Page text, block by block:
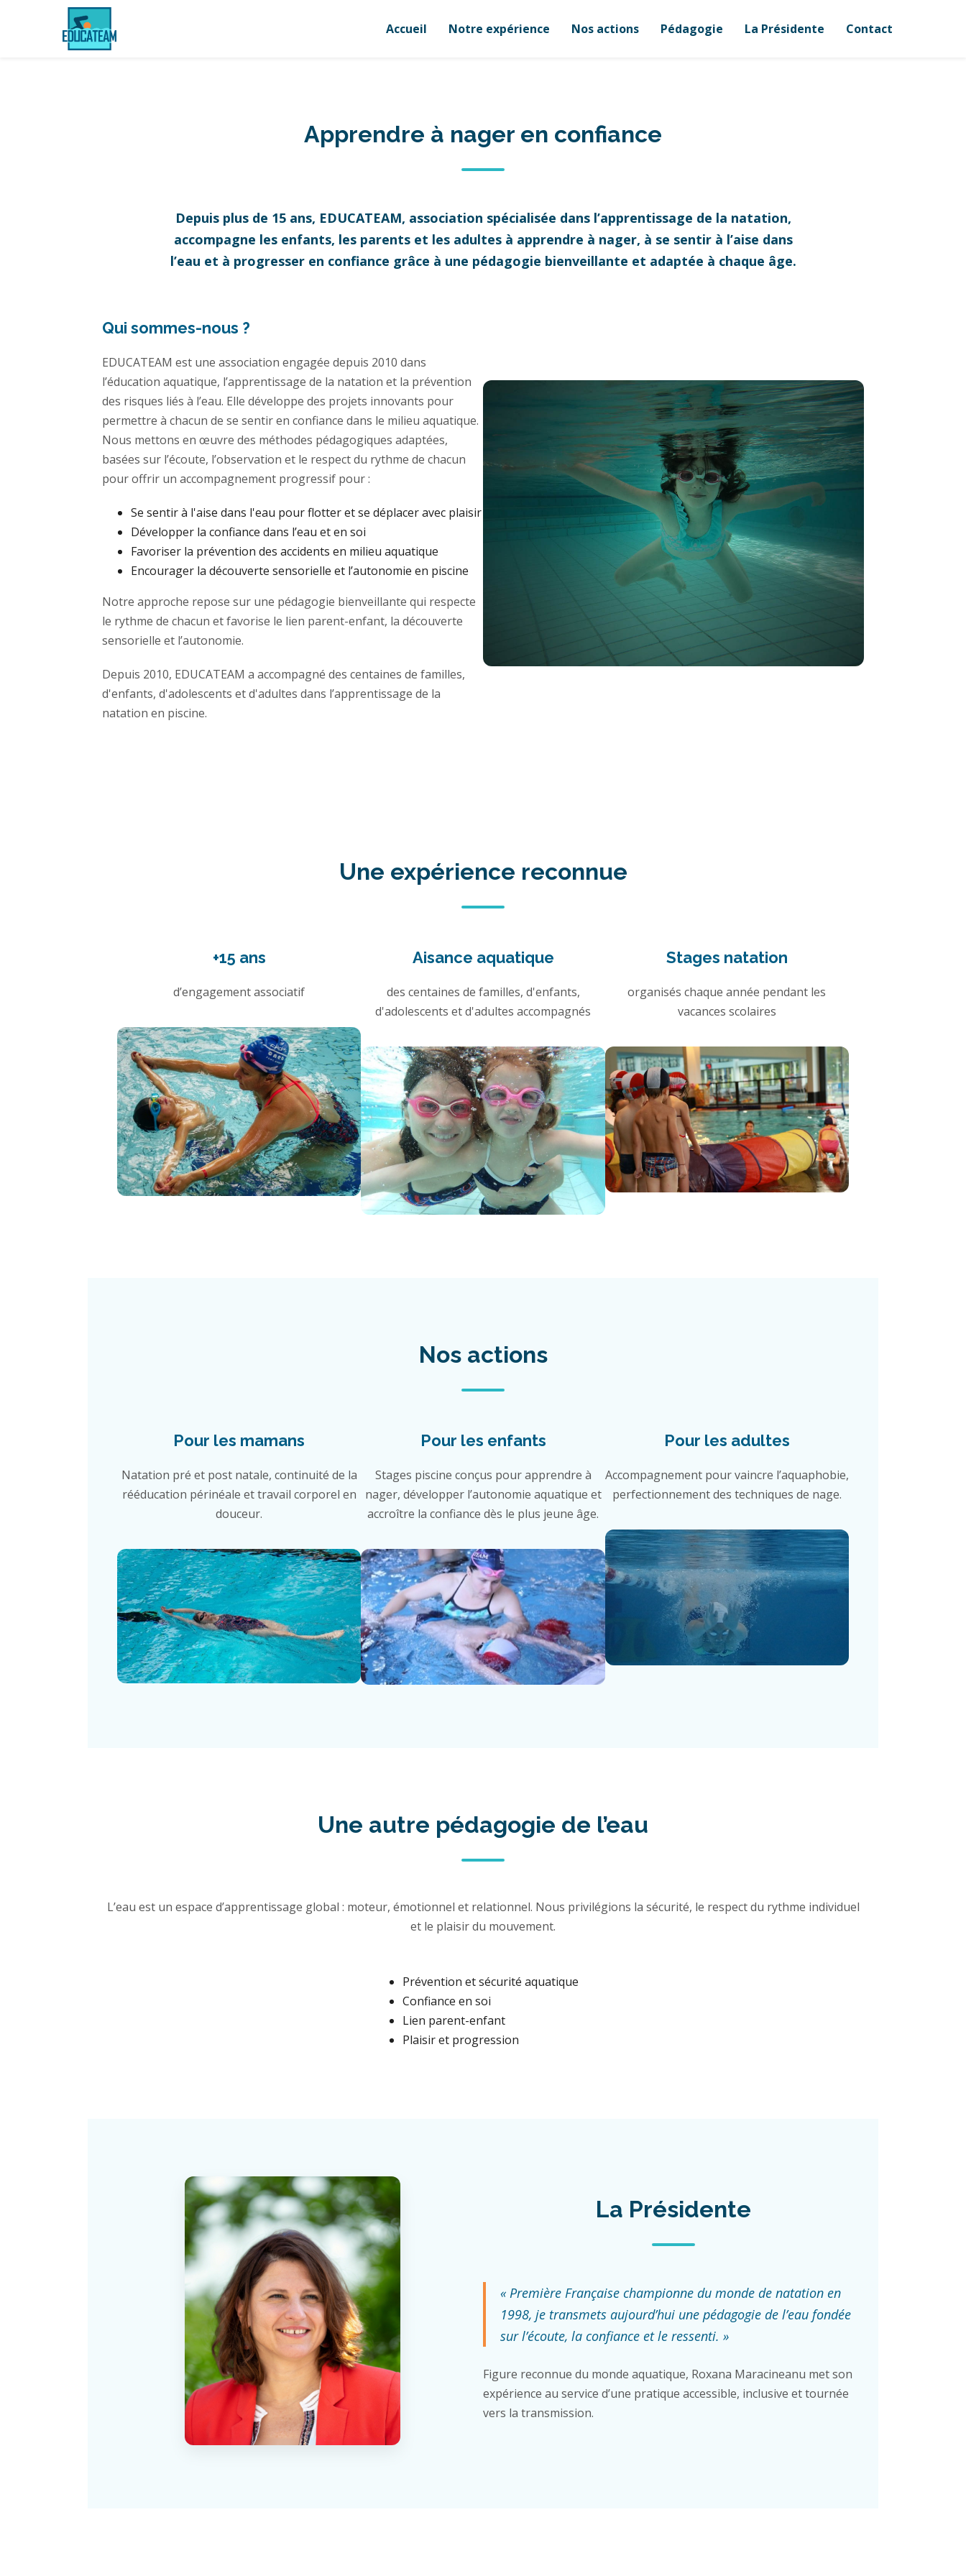
Accueil Notre expérience Nos actions Pédagogie La Présidente Contact
Apprendre à nager en confiance
Depuis plus de 15 ans, EDUCATEAM, association spécialisée dans l’apprentissage de la natation,
accompagne les enfants, les parents et les adultes à apprendre à nager, à se sentir à l’aise dans
l’eau et à progresser en confiance grâce à une pédagogie bienveillante et adaptée à chaque âge.
Qui sommes-nous ?
EDUCATEAM est une association engagée depuis 2010 dans
l’éducation aquatique, l’apprentissage de la natation et la prévention
des risques liés à l’eau. Elle développe des projets innovants pour
permettre à chacun de se sentir en confiance dans le milieu aquatique.
Nous mettons en œuvre des méthodes pédagogiques adaptées,
basées sur l’écoute, l’observation et le respect du rythme de chacun
pour offrir un accompagnement progressif pour :
Se sentir à l'aise dans l'eau pour flotter et se déplacer avec plaisir
Développer la confiance dans l’eau et en soi
Favoriser la prévention des accidents en milieu aquatique
Encourager la découverte sensorielle et l’autonomie en piscine
Notre approche repose sur une pédagogie bienveillante qui respecte
le rythme de chacun et favorise le lien parent-enfant, la découverte
sensorielle et l’autonomie.
Depuis 2010, EDUCATEAM a accompagné des centaines de familles,
d'enfants, d'adolescents et d'adultes dans l’apprentissage de la
natation en piscine.
Une expérience reconnue
+15 ans
d’engagement associatif
Aisance aquatique
des centaines de familles, d'enfants,
d'adolescents et d'adultes accompagnés
Stages natation
organisés chaque année pendant les
vacances scolaires
Nos actions
Pour les mamans
Natation pré et post natale, continuité de la
rééducation périnéale et travail corporel en
douceur.
Pour les enfants
Stages piscine conçus pour apprendre à
nager, développer l’autonomie aquatique et
accroître la confiance dès le plus jeune âge.
Pour les adultes
Accompagnement pour vaincre l’aquaphobie,
perfectionnement des techniques de nage.
Une autre pédagogie de l’eau
L’eau est un espace d’apprentissage global : moteur, émotionnel et relationnel. Nous privilégions la sécurité, le respect du rythme individuel
et le plaisir du mouvement.
Prévention et sécurité aquatique
Confiance en soi
Lien parent-enfant
Plaisir et progression
La Présidente
« Première Française championne du monde de natation en
1998, je transmets aujourd’hui une pédagogie de l’eau fondée
sur l’écoute, la confiance et le ressenti. »
Figure reconnue du monde aquatique, Roxana Maracineanu met son
expérience au service d’une pratique accessible, inclusive et tournée
vers la transmission.